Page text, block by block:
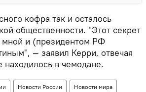
кофра так и осталось
общественности. "Этот секрет
мной и (президентом РФ
— заявил Керри, отвечая
находилось в чемодане.
Новости России Новости мира